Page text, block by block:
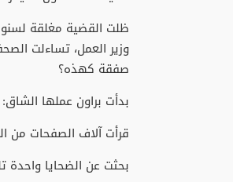
وزير العمل، تساءلت
صفقة كهذه؟
بدأت براون عملها الشاق:
قرأت آلاف الصفحات من
بحثت عن الضحايا واحدة